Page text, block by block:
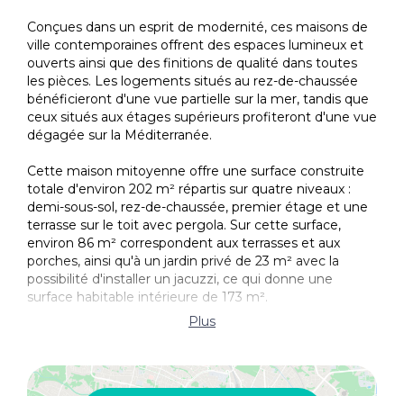
Conçues dans un esprit de modernité, ces maisons de
ville contemporaines offrent des espaces lumineux et
ouverts ainsi que des finitions de qualité dans toutes
les pièces. Les logements situés au rez-de-chaussée
bénéficieront d'une vue partielle sur la mer, tandis que
ceux situés aux étages supérieurs profiteront d'une vue
dégagée sur la Méditerranée.
Cette maison mitoyenne offre une surface construite
totale d'environ 202 m² répartis sur quatre niveaux :
demi-sous-sol, rez-de-chaussée, premier étage et une
terrasse sur le toit avec pergola. Sur cette surface,
environ 86 m² correspondent aux terrasses et aux
porches, ainsi qu'à un jardin privé de 23 m² avec la
possibilité d'installer un jacuzzi, ce qui donne une
surface habitable intérieure de 173 m².
Le demi-sous-sol comprend un garage privé pouvant
rez-de-chaussée, on trouve un salon et une salle à
manger lumineux et ouverts, avec un espace pour une
Plus